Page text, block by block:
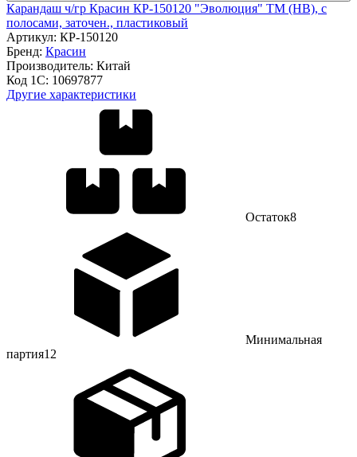
Карандаш ч/гр Красин КР-150120 "Эволюция" ТМ (HB), с
полосами, заточен., пластиковый
Артикул: КР-150120
Бренд: Красин
Производитель: Китай
Код 1С: 10697877
Другие характеристики
Остаток8
Минимальная
партия12